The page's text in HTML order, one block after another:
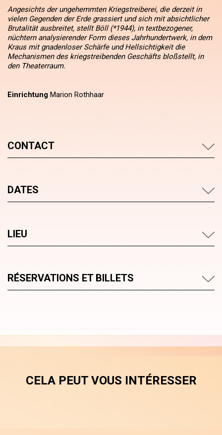
Angesichts der ungehemmten Kriegstreiberei, die derzeit in
vielen Gegenden der Erde grassiert und sich mit absichtlicher
Brutalität ausbreitet, stellt Böll (*1944), in textbezogener,
nüchtern analysierender Form dieses Jahrhundertwerk, in dem
Kraus mit gnadenloser Schärfe und Hellsichtigkeit die
Mechanismen des kriegstreibenden Geschäfts bloßstellt, in
den Theaterraum.
Einrichtung Marion Rothhaar
CONTACT
DATES
LIEU
RÉSERVATIONS ET BILLETS
CELA PEUT VOUS INTÉRESSER